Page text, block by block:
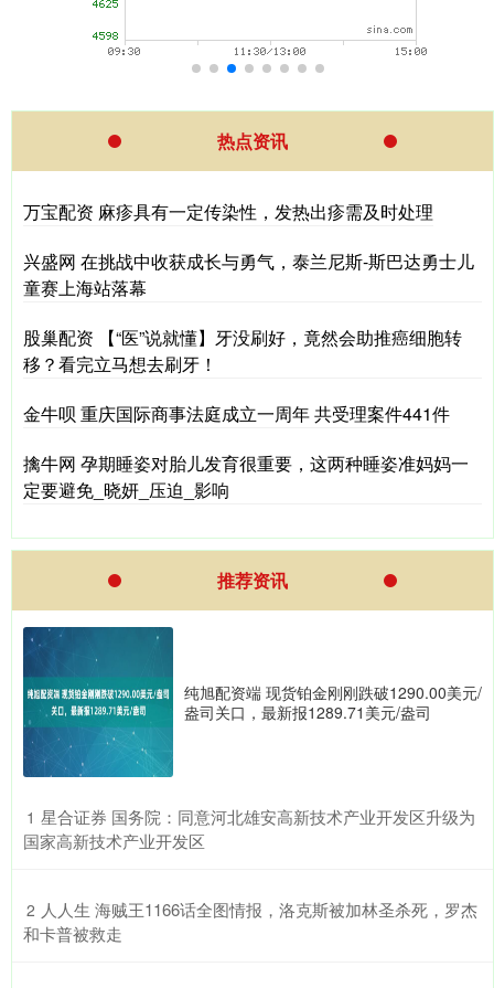
热点资讯
万宝配资 麻疹具有一定传染性，发热出疹需及时处理
兴盛网 在挑战中收获成长与勇气，泰兰尼斯-斯巴达勇士儿
童赛上海站落幕
股巢配资 【“医”说就懂】牙没刷好，竟然会助推癌细胞转
移？看完立马想去刷牙！
金牛呗 重庆国际商事法庭成立一周年 共受理案件441件
擒牛网 孕期睡姿对胎儿发育很重要，这两种睡姿准妈妈一
定要避免_晓妍_压迫_影响
推荐资讯
纯旭配资端 现货铂金刚刚跌破1290.00美元/
盎司关口，最新报1289.71美元/盎司
1 ​星合证券 国务院：同意河北雄安高新技术产业开发区升级为
国家高新技术产业开发区
2 ​人人生 海贼王1166话全图情报，洛克斯被加林圣杀死，罗杰
和卡普被救走